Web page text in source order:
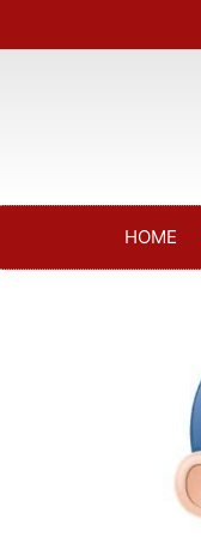
HOME